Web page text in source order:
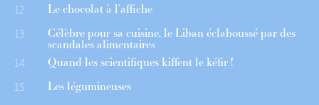
12 Le chocolat à l’affiche
13 Célèbre pour sa cuisine, le Liban éclaboussé par des
scandales alimentaires
14 Quand les scientifiques kiffent le kéfir !
15 Les légumineuses